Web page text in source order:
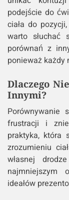
podejście do
ciała do
warto słuchać
porównań z
ponieważ każdy
Dlaczego
Innymi?
frustracji i
praktyka, która
zrozumieniu
własnej
najmniejszym
ideałów